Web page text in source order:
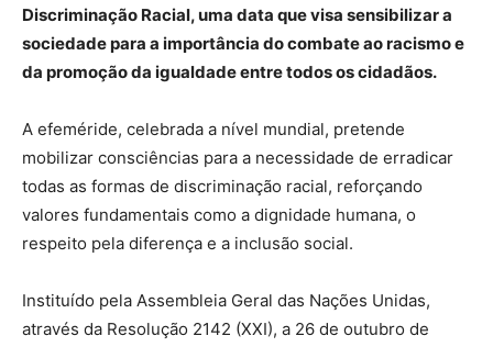
Discriminação Racial, uma data que visa sensibilizar a
sociedade para a importância do combate ao racismo e
da promoção da igualdade entre todos os cidadãos.
A efeméride, celebrada a nível mundial, pretende
mobilizar consciências para a necessidade de erradicar
todas as formas de discriminação racial, reforçando
valores fundamentais como a dignidade humana, o
respeito pela diferença e a inclusão social.
Instituído pela Assembleia Geral das Nações Unidas,
através da Resolução 2142 (XXI), a 26 de outubro de